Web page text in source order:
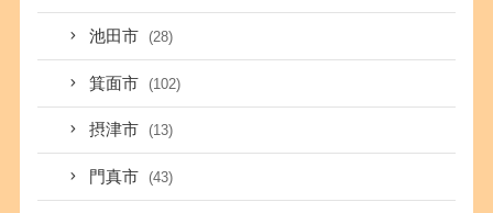
池田市 (28)
箕面市 (102)
摂津市 (13)
門真市 (43)